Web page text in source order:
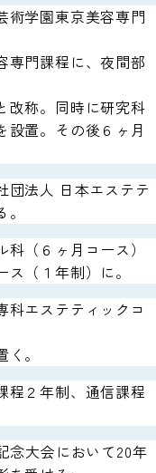
術学園東京美容専門
専門課程に、夜間部
改称。同時に研究科
設置。その後６ヶ月
団法人 日本エステテ
（６ヶ月コース）
（１年制）に。
科エステティックコ
。
程２年制、通信課程
念大会において20年